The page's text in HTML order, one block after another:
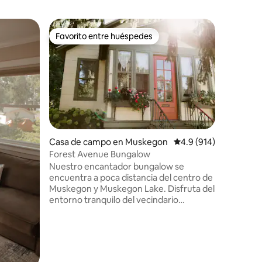
Favorito entre huéspedes
Favorito entre huéspedes
Casa de campo en Muskegon Calificación
4.9 (914)
Forest Avenue Bungalow
Nuestro encantador bungalow se
encuentra a poca distancia del centro de
Muskegon y Muskegon Lake. Disfruta del
entorno tranquilo del vecindario